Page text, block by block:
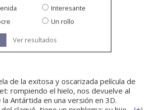
Interesante
Un rollo
Ver resultados
de la exitosa y oscarizada película de
rompiendo el hielo, nos devuelve al
Antártida en una versión en 3D.